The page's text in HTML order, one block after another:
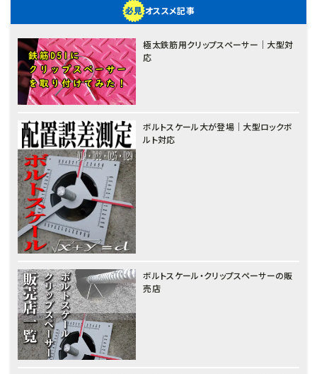
オススメ記事
極太鉄筋用クリップスペーサー｜大型対
応
ボルトスケール大が登場｜大型ロックボ
ルト対応
ボルトスケール・クリップスペーサーの販
売店